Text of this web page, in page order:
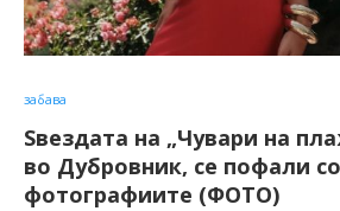
забава
Ѕвездата на „Чувари на
во Дубровник, се пофали со
фотографиите (ФОТО)